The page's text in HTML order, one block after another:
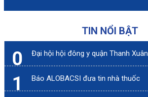
TIN NỔI BẬT
0 Đại hội hội đông y quận Thanh Xuân
1 Báo ALOBACSI đưa tin nhà thuốc